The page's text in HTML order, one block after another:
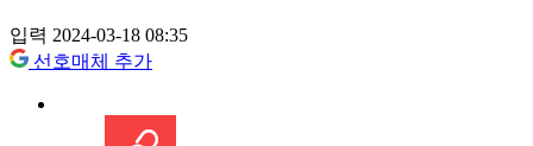
입력 2024-03-18 08:35
선호매체 추가